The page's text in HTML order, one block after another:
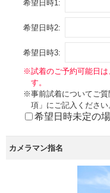
希望日時1:
希望日時2:
希望日時3:
※試着のご予約可能日は
す。
※事前試着についてご質
項」にご記入ください
希望日時未定の
カメラマン指名